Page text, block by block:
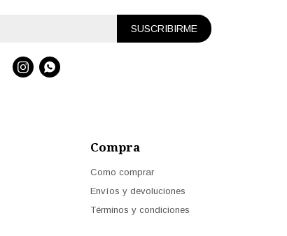
Compra
Como comprar
Envíos y devoluciones
Términos y condiciones
SUSCRIBIRME
 